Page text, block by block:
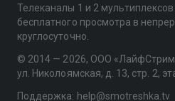
Телеканалы 1 и 2
бесплатного просмотра в
круглосуточно.
© 2014 — 2026, ООО
ул. Николоямская, д. 13, стр. 2,
Поддержка: help@smotreshka.tv